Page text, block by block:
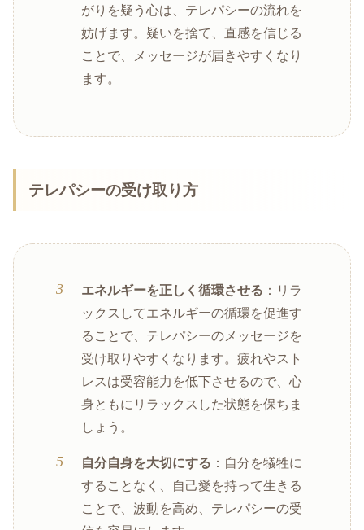
がりを疑う心は、テレパシーの流れを
妨げます。疑いを捨て、直感を信じる
ことで、メッセージが届きやすくなり
ます。
テレパシーの受け取り方
エネルギーを正しく循環させる ：リラ
ックスしてエネルギーの循環を促進す
ることで、テレパシーのメッセージを
受け取りやすくなります。疲れやスト
レスは受容能力を低下させるので、心
身ともにリラックスした状態を保ちま
しょう。
自分自身を大切にする ：自分を犠牲に
することなく、自己愛を持って生きる
ことで、波動を高め、テレパシーの受